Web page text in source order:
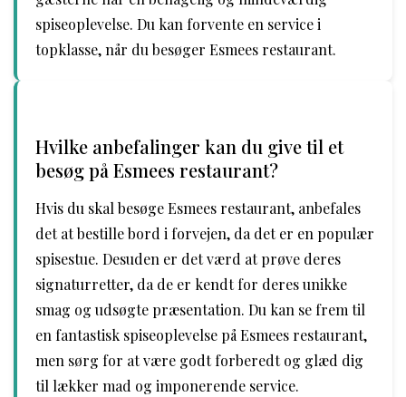
spiseoplevelse. Du kan forvente en service i
topklasse, når du besøger Esmees restaurant.
Hvilke anbefalinger kan du give til et
besøg på Esmees restaurant?
Hvis du skal besøge Esmees restaurant, anbefales
det at bestille bord i forvejen, da det er en populær
spisestue. Desuden er det værd at prøve deres
signaturretter, da de er kendt for deres unikke
smag og udsøgte præsentation. Du kan se frem til
en fantastisk spiseoplevelse på Esmees restaurant,
men sørg for at være godt forberedt og glæd dig
til lækker mad og imponerende service.